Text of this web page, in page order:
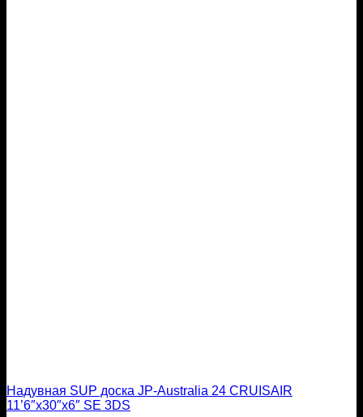
Надувная SUP доска JP-Australia 24 CRUISAIR
11’6″x30″x6″ SE 3DS